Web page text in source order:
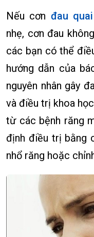
Nếu cơn đau
nhẹ, cơn đau
các bạn có thể
hướng dẫn của
nguyên nhân gây
và điều trị khoa
từ các bệnh răng
định điều trị bằng
nhổ răng hoặc